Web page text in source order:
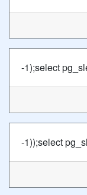
-1);select
-1));select